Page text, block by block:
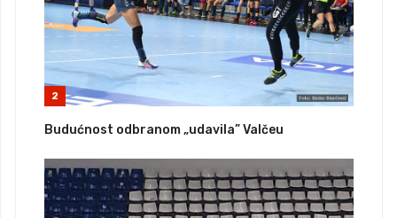
2
Budućnost odbranom „udavila” Valčeu